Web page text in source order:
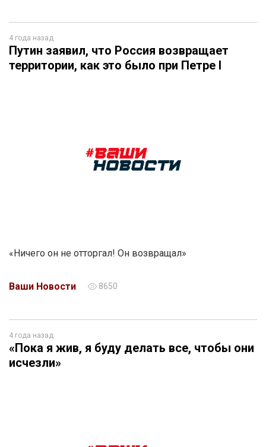
4 года назад
Путин заявил, что Россия возвращает
территории, как это было при Петре I
«Ничего он не отторгал! Он возвращал»
Ваши Новости 8650
4 года назад
«Пока я жив, я буду делать все, чтобы они
исчезли»